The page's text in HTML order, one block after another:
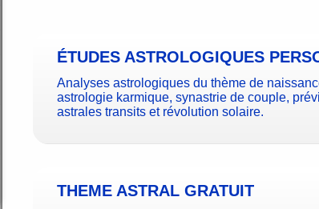
ÉTUDES ASTROLOGIQUES
Analyses astrologiques du thème de
astrologie karmique, synastrie de couple,
astrales transits et révolution solaire.
THEME ASTRAL GRATUIT